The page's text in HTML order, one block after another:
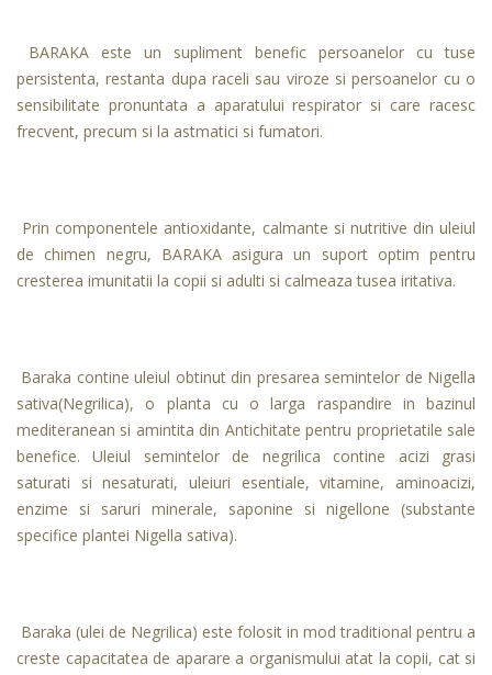
BARAKA este un supliment benefic persoanelor cu tuse
persistenta, restanta dupa raceli sau viroze si persoanelor cu o
sensibilitate pronuntata a aparatului respirator si care racesc
frecvent, precum si la astmatici si fumatori.
Prin componentele antioxidante, calmante si nutritive din uleiul
de chimen negru, BARAKA asigura un suport optim pentru
cresterea imunitatii la copii si adulti si calmeaza tusea iritativa.
Baraka contine uleiul obtinut din presarea semintelor de Nigella
sativa(Negrilica), o planta cu o larga raspandire in bazinul
mediteranean si amintita din Antichitate pentru proprietatile sale
benefice. Uleiul semintelor de negrilica contine acizi grasi
saturati si nesaturati, uleiuri esentiale, vitamine, aminoacizi,
enzime si saruri minerale, saponine si nigellone (substante
specifice plantei Nigella sativa).
Baraka (ulei de Negrilica) este folosit in mod traditional pentru a
creste capacitatea de aparare a organismului atat la copii, cat si